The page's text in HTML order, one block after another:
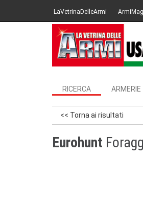
LaVetrinaDelleArmi
RICERCA ARMERIE
<< Torna ai risultati
Eurohunt